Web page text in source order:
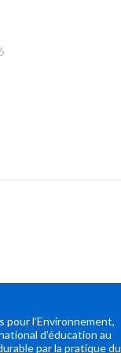
pour l’Environnement,
d’éducation au
par la pratique du